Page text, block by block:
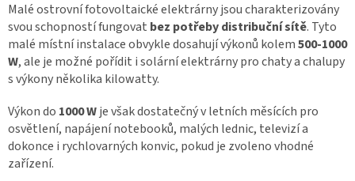
Malé ostrovní fotovoltaické elektrárny jsou charakterizovány
svou schopností fungovat bez potřeby distribuční sítě. Tyto
malé místní instalace obvykle dosahují výkonů kolem500-1000
W, ale je možné pořídit i solární elektrárny pro chaty a chalupy
s výkony několika kilowatty.
Výkon do 1000 Wje však dostatečný v letních měsících pro
osvětlení, napájení notebooků, malých lednic, televizí a
dokonce i rychlovarných konvic, pokud je zvoleno vhodné
zařízení.